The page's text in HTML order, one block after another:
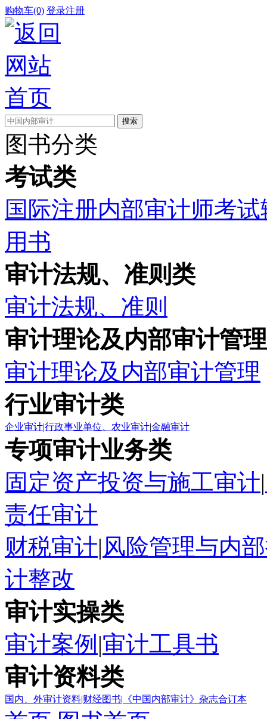
购物车(0) 登录注册
图书分类
考试类
国际注册内部审计师考
用书
审计法规、准则类
审计法规、准则
审计理论及内部审计管
审计理论及内部审计管理
行业审计类
企业审计|行政事业单位、农业审计|金融审计
专项审计业务类
固定资产投资与施工审计|
责任审计
财税审计|风险管理与内
计整改
审计实操类
审计案例 |审计工具书
审计资料类
国内、外审计资料|财经图书| 《中国内部审计》杂志合订本